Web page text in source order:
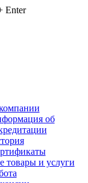
Enter
об
товары и услуги